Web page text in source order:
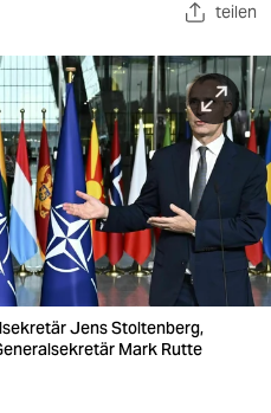
teilen
Jens Stoltenberg,
Mark Rutte